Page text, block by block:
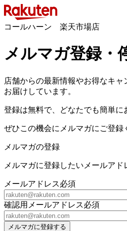
コールハーン 楽天市場店
メルマガ登録・
店舗からの最新情報やお得なキャ
お届けしています。
登録は無料で、どなたでも簡単に
ぜひこの機会にメルマガにご登録
メルマガの登録
メルマガに登録したいメールアド
メールアドレス必須
確認用メールアドレス必須
メルマガに登録する